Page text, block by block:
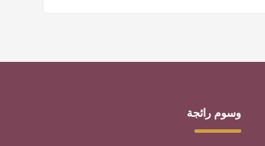
وسوم رائجة